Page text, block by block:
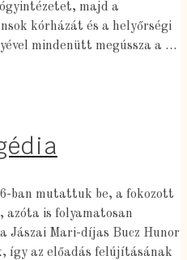
majd a
kórházát és a helyőrségi
mindenütt megússza a …
ban mutattuk be, a fokozott
is folyamatosan
Jászai Mari-díjas Bucz Hunor
így az előadás felújításának